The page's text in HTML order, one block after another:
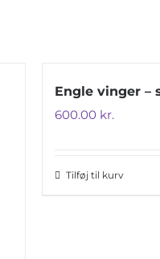
Engle vinger –
600.00 kr.
Tilføj til kurv